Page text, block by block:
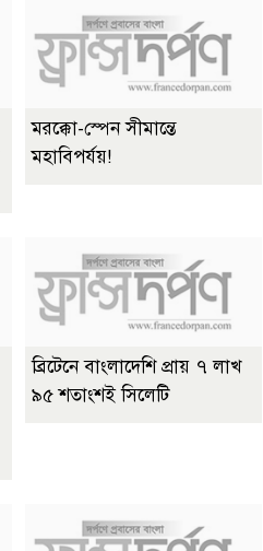
মরক্কো-স্পেন সীমান্তে
মহাবিপর্যয়!
ব্রিটেনে বাংলাদেশি প্রায় ৭ লাখ
৯৫ শতাংশই সিলেটি